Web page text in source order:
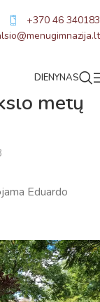
+370 46 340183
DIENYNAS
metų
Eduardo